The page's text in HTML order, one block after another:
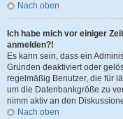
Nach oben
Ich habe mich vor einiger
anmelden?!
Es kann sein, dass ein
Gründen deaktiviert oder
regelmäßig Benutzer, die für
um die Datenbankgröße zu
nimm aktiv an den
Nach oben